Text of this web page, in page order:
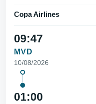
Copa Airlines
09:47
MVD
10/08/2026
01:00